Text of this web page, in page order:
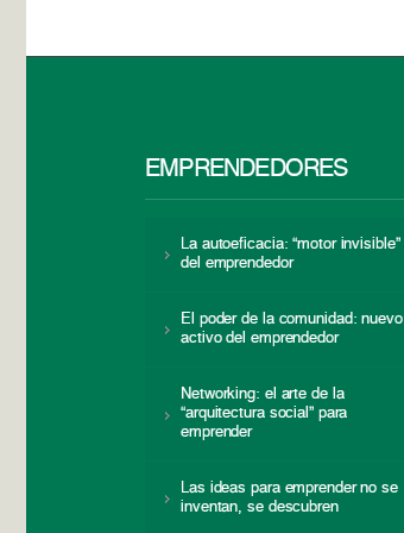
EMPRENDEDORES
La autoeficacia: “motor invisible”
del emprendedor
El poder de la comunidad: nuevo
activo del emprendedor
Networking: el arte de la
“arquitectura social” para
emprender
Las ideas para emprender no se
inventan, se descubren